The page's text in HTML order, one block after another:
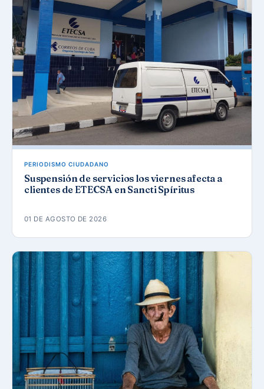
PERIODISMO CIUDADANO
Suspensión de servicios los viernes afecta a
clientes de ETECSA en Sancti Spíritus
01 DE AGOSTO DE 2026